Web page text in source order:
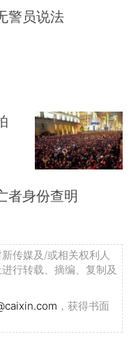
警员说法
者身份查明
传媒及/或相关权利人
行转载、摘编、复制及
，获得书面